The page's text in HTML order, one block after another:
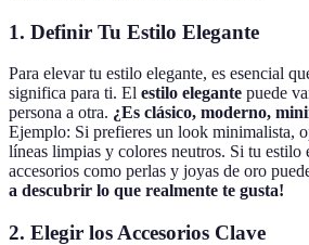
1. Definir Tu Estilo Elegante
Para elevar tu estilo elegante, es esencial
significa para ti. El estilo elegante puede
persona a otra. ¿Es clásico, moderno,
Ejemplo: Si prefieres un look minimalista,
líneas limpias y colores neutros. Si tu estilo
accesorios como perlas y joyas de oro
a descubrir lo que realmente te gusta!
2. Elegir los Accesorios Clave